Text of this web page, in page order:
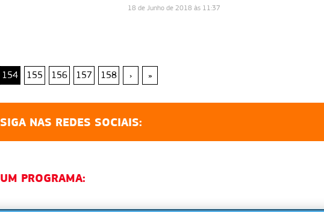
18 de Junho de 2018 às 11:37
154 155 156 157 158 › »
SIGA NAS REDES SOCIAIS:
UM PROGRAMA: